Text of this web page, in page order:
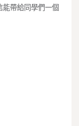
能帶給同學們一個